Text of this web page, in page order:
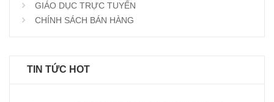
GIÁO DỤC TRỰC TUYẾN
CHÍNH SÁCH BÁN HÀNG
TIN TỨC HOT